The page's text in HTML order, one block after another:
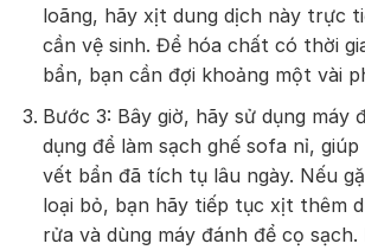
loãng, hãy xịt dung dịch này trực
cần vệ sinh. Để hóa chất có thời
bẩn, bạn cần đợi khoảng một vài
Bước 3: Bây giờ, hãy sử dụng máy
dụng để làm sạch ghế sofa nỉ,
vết bẩn đã tích tụ lâu ngày. Nếu
loại bỏ, bạn hãy tiếp tục xịt thêm
rửa và dùng máy đánh để cọ